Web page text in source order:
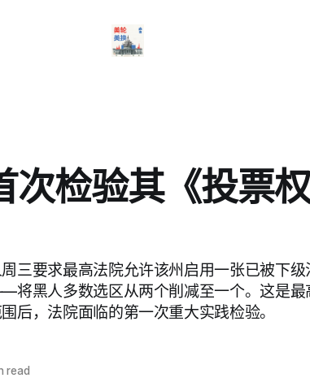
次检验其《投票
三要求最高法院允许该州启用一张已被下
将黑人多数选区从两个削减至一个。这是
后，法院面临的第一次重大实践检验。
read